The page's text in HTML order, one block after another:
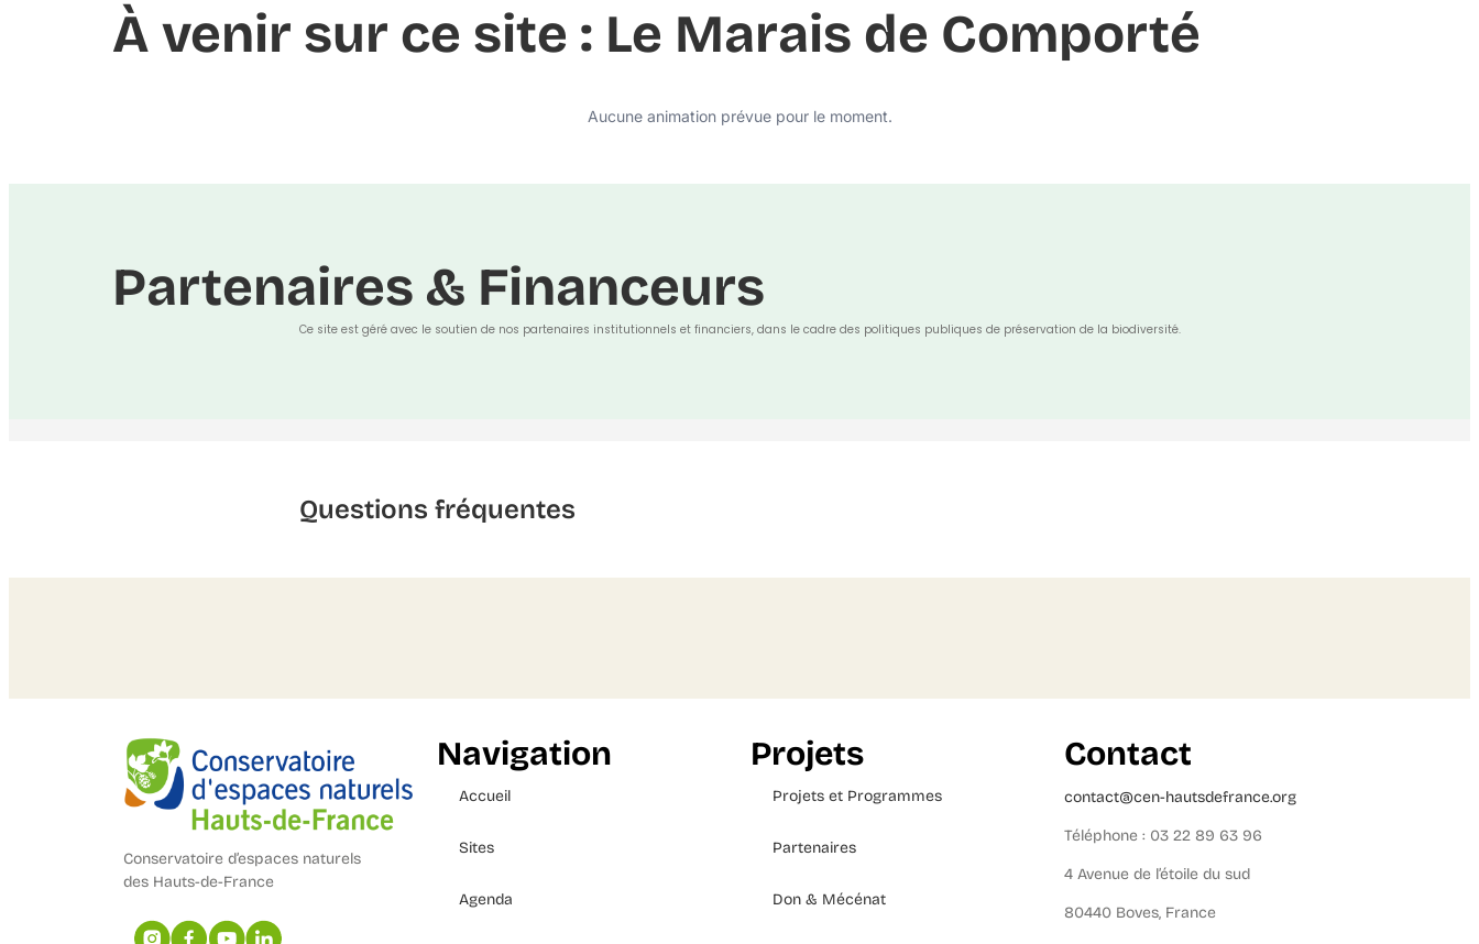
À venir sur ce site : Le Marais de Comporté
Aucune animation prévue pour le moment.
Partenaires & Financeurs
Ce site est géré avec le soutien de nos partenaires institutionnels et financiers, dans le cadre des politiques publiques de préservation de la biodiversité.
Questions fréquentes
Conservatoire d’espaces naturels
des Hauts-de-France
Navigation
Accueil
Sites
Agenda
Projets
Projets et Programmes
Partenaires
Don & Mécénat
Contact
contact@cen-hautsdefrance.org
Téléphone : 03 22 89 63 96
4 Avenue de l’étoile du sud
80440 Boves, France